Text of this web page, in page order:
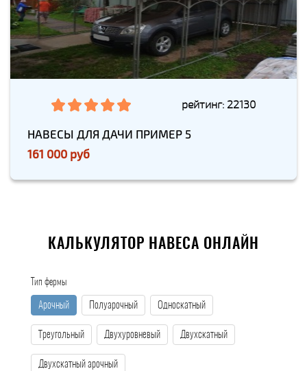
рейтинг: 22130
НАВЕСЫ ДЛЯ ДАЧИ ПРИМЕР 5
161 000 руб
КАЛЬКУЛЯТОР НАВЕСА ОНЛАЙН
Тип фермы
Арочный Полуарочный Односкатный
Треугольный Двухуровневый Двухскатный
Двухскатный арочный